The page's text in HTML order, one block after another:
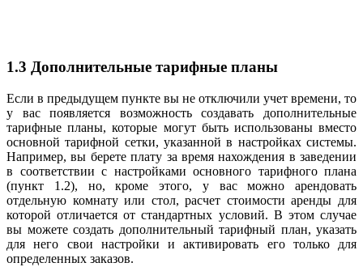
1.3 Дополнительные тарифные планы
Если в предыдущем пункте вы не отключили учет времени, то
у вас появляется возможность создавать дополнительные
тарифные планы, которые могут быть использованы вместо
основной тарифной сетки, указанной в настройках системы.
Например, вы берете плату за время нахождения в заведении
в соответствии с настройками основного тарифного плана
(пункт 1.2), но, кроме этого, у вас можно арендовать
отдельную комнату или стол, расчет стоимости аренды для
которой отличается от стандартных условий. В этом случае
вы можете создать дополнительный тарифный план, указать
для него свои настройки и активировать его только для
определенных заказов.